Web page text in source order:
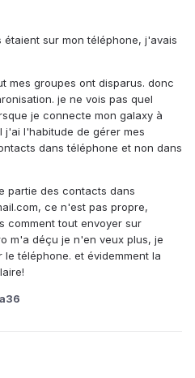
sur mon téléphone, j'avais
mes groupes ont disparus. donc
je ne vois pas quel
je connecte mon galaxy à
j'ai l'habitude de gérer mes
dans téléphone et non dans
partie des contacts dans
ce n'est pas propre,
comment tout envoyer sur
m'a déçu je n'en veux plus, je
téléphone. et évidemment la